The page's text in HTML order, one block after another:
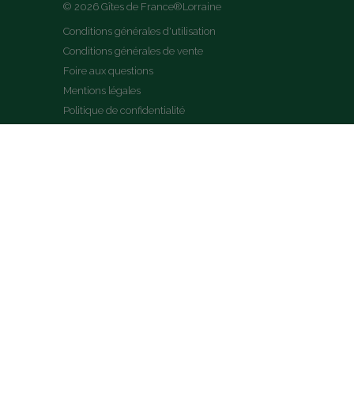
© 2026 Gîtes de France®Lorraine
Conditions générales d'utilisation
Conditions générales de vente
Foire aux questions
Mentions légales
Politique de confidentialité